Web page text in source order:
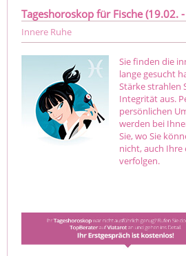
Tageshoroskop für Fische (19.02.
Innere Ruhe
Sie finden die
lange gesucht
Stärke strahlen
Integrität aus.
persönlichen
werden bei
Sie, wo Sie
nicht, auch Ihre
verfolgen.